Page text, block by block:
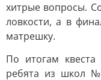
хитрые вопросы.
ловкости, а в
матрешку.
По итогам
ребята из школ